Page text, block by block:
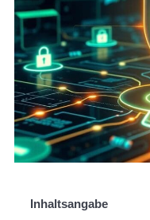
Inhaltsangabe